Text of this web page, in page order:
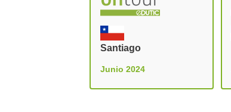
Santiago
Junio 2024